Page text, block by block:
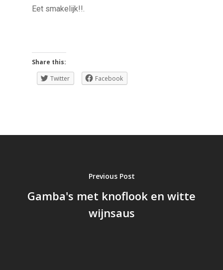
Eet smakelijk!!.
Share this:
Twitter
Facebook
Previous Post
Gamba's met knoflook en witte
wijnsaus